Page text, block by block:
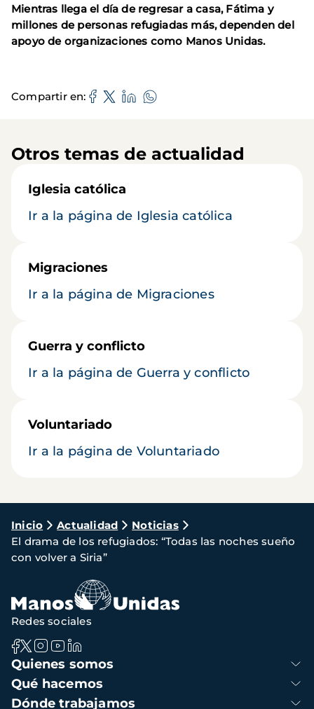
Mientras llega el día de regresar a casa, Fátima y
millones de personas refugiadas más, dependen del
apoyo de organizaciones como Manos Unidas.
Compartir en
Otros temas de actualidad
Iglesia católica
Ir a la página de Iglesia católica
Migraciones
Ir a la página de Migraciones
Guerra y conflicto
Ir a la página de Guerra y conflicto
Voluntariado
Ir a la página de Voluntariado
Ruta
de
navegación
Inicio Actualidad
Noticias
El drama de los refugiados: “Todas las noches sueño
con volver a Siria”
Navegación
principal
Quienes somos
Qué hacemos
Dónde trabajamos
Redes sociales